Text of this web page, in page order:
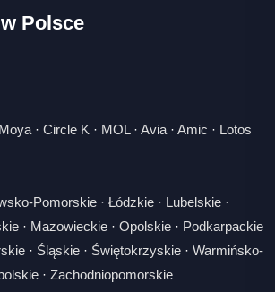
Polsce
Moya · Circle K · MOL· Avia · Amic · Lotos
Pomorskie · Łódzkie · Lubelskie ·
· Mazowieckie · Opolskie · Podkarpackie
· Śląskie · Świętokrzyskie · Warmińsko-
· Zachodniopomorskie